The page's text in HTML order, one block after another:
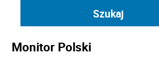
Monitor Polski